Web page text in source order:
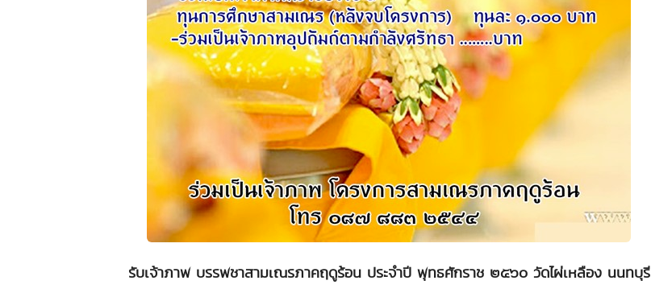
รับเจ้าภาพ บรรพชาสามเณรภาคฤดูร้อน ประจำปี พุทธศักราช ๒๕๖๐ วัดไผ่เหลือง นนทบุรี